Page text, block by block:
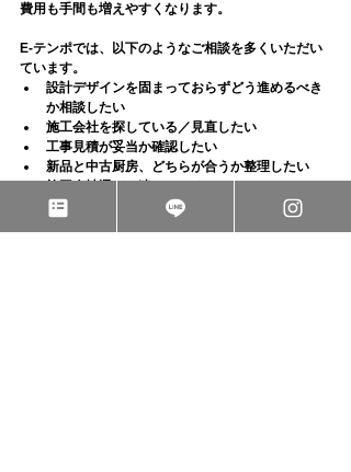
費用も手間も増えやすくなります。
E-テンポでは、以下のようなご相談を多くいただい
ています。
設計デザインを固まっておらずどう進めるべき
か相談したい
施工会社を探している／見直したい
工事見積が妥当か確認したい
新品と中古厨房、どちらが合うか整理したい
「まだ依頼するか決めていない」